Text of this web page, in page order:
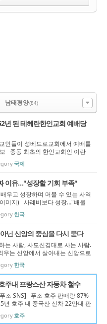
남태평양(84)
년 된 테헤란한인교회 예배당
인들이 성베드로교회에서 예배를
중동 최초의 한인교회인 이란
세기 가까이 사용해 온 예배 공간
나섰다. 전쟁 중인 이란 당국이
국제
이유…"성장할 기회 부족"
우고 성장하며 머물 수 있는 사역
미지) 사례비보다 성장…"배울
수급난은 흔히 '사람이 부족한
젊은 목회자들의 이야기를 들어
한국
닌 신앙의 중심을 다시 묻다
는 사람, 사도신경대로 사는 사람.
는 신앙에서 살아내는 신앙으로
암송하는 사도신경. 하지만 정작
신자는 얼마나 될까. 많은 교회
...
한국
주내 프랑스산 자동차 철수
조 SNS] 푸조 호주 판매량 87%
년 호주 내 중국산 신차 22만대 판
국 합작 생산으로 저가 모델 대응
넘게 이어온 호주 시장에서 철
호주